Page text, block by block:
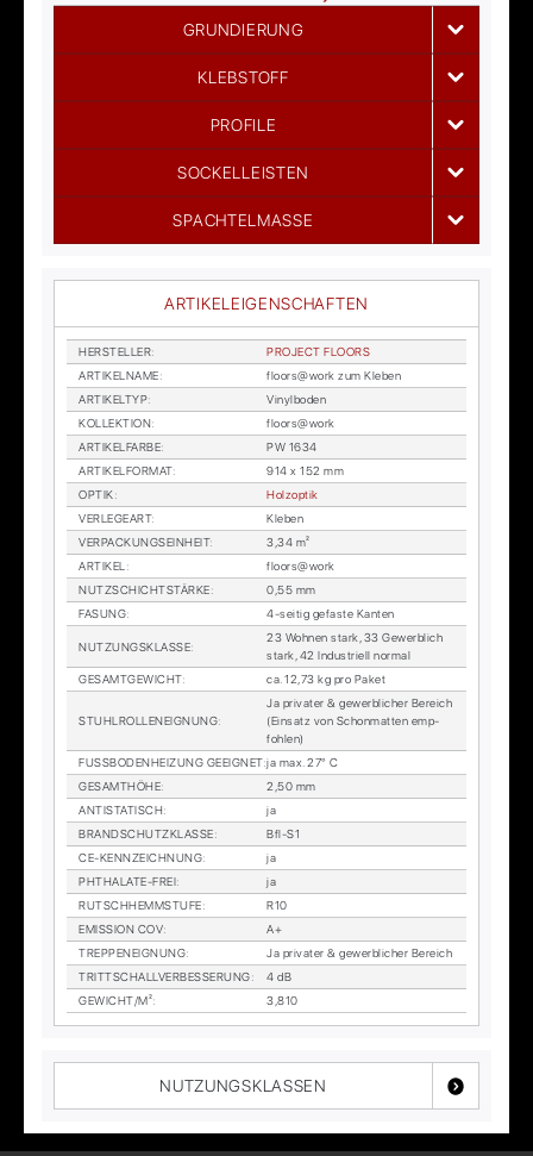
GRUNDIERUNG
KLEBSTOFF
PROFILE
SOCKELLEISTEN
SPACHTELMASSE
ARTIKELEIGENSCHAFTEN
HER­STEL­LER:
PRO­JECT FLOORS
AR­TI­KEL­NA­ME:
floors@work zum Kle­ben
AR­TI­KEL­TYP:
Vi­nyl­bo­den
KOL­LEK­TI­ON:
floors@work
AR­TI­KEL­FAR­BE:
PW 1634
AR­TI­KEL­FOR­MAT:
914 x 152 mm
OP­TIK:
Holz­op­tik
VER­LE­GE­ART:
Kle­ben
VER­PA­CKUNGS­EIN­HEIT:
3,34 m²
AR­TI­KEL:
floors@work
NUTZ­SCHICHT­STÄR­KE:
0,55 mm
FA­SUNG: 4-sei­tig ge­fas­te Kan­ten
NUT­ZUNGS­KLAS­SE:
23 Woh­nen stark, 33 Ge­werb­lich
stark, 42 In­dus­tri­ell nor­mal
GE­SAMT­GE­WICHT: ca. 12,73 kg pro Pa­ket
STUHL­ROL­LEN­EIG­NUNG:
Ja pri­va­ter & ge­werb­li­cher Be­reich
(Ein­satz von Schon­mat­ten emp­
foh­len)
FUSS­BO­DEN­HEI­ZUNG GE­EIG­NET:ja max. 27° C
GE­SAMT­HÖ­HE:
2,50 mm
AN­TI­STA­TISCH:
ja
BRAND­SCHUTZ­KLAS­SE:
Bfl-S1
CE-KENN­ZEICH­NUNG:
ja
PHTHA­LA­TE-FREI:
ja
RUTSCH­HEMM­STU­FE:
R10
EMIS­SI­ON COV:
A+
TREP­PEN­EIG­NUNG:
Ja pri­va­ter & ge­werb­li­cher Be­reich
TRITT­SCHALL­VER­BES­SE­RUNG:
4 dB
GE­WICHT/M²: 3,810
NUTZUNGSKLASSEN